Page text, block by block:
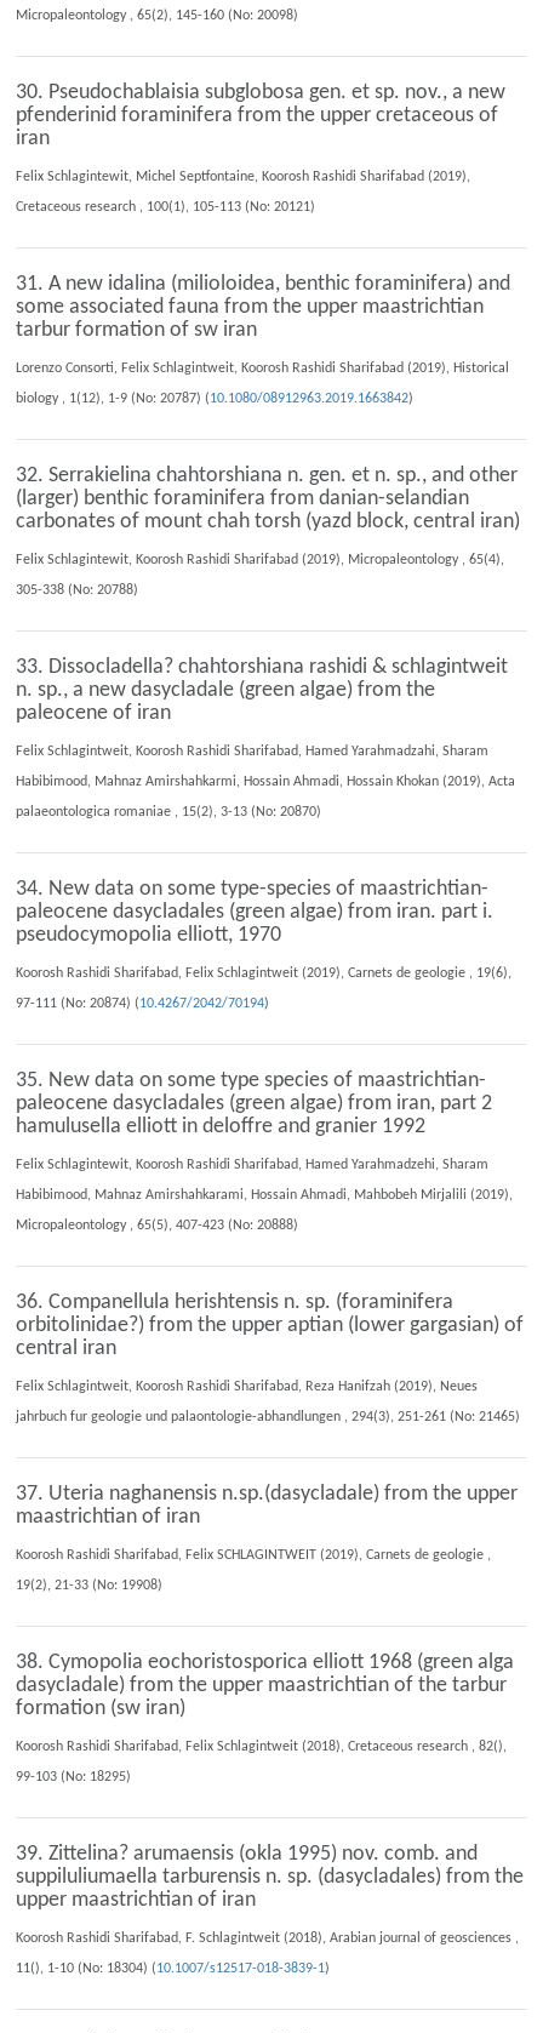
Micropaleontology , 65(2), 145-160 (No: 20098)
30. Pseudochablaisia subglobosa gen. et sp. nov., a new
pfenderinid foraminifera from the upper cretaceous of
iran
Felix Schlagintewit, Michel Septfontaine, Koorosh Rashidi Sharifabad (2019),
Cretaceous research , 100(1), 105-113 (No: 20121)
31. A new idalina (milioloidea, benthic foraminifera) and
some associated fauna from the upper maastrichtian
tarbur formation of sw iran
Lorenzo Consorti, Felix Schlagintweit, Koorosh Rashidi Sharifabad (2019), Historical
biology , 1(12), 1-9 (No: 20787) (10.1080/08912963.2019.1663842)
32. Serrakielina chahtorshiana n. gen. et n. sp., and other
(larger) benthic foraminifera from danian-selandian
carbonates of mount chah torsh (yazd block, central iran)
Felix Schlagintewit, Koorosh Rashidi Sharifabad (2019), Micropaleontology , 65(4),
305-338 (No: 20788)
33. Dissocladella? chahtorshiana rashidi & schlagintweit
n. sp., a new dasycladale (green algae) from the
paleocene of iran
Felix Schlagintweit, Koorosh Rashidi Sharifabad, Hamed Yarahmadzahi, Sharam
Habibimood, Mahnaz Amirshahkarmi, Hossain Ahmadi, Hossain Khokan (2019), Acta
palaeontologica romaniae , 15(2), 3-13 (No: 20870)
34. New data on some type-species of maastrichtian-
paleocene dasycladales (green algae) from iran. part i.
pseudocymopolia elliott, 1970
Koorosh Rashidi Sharifabad, Felix Schlagintweit (2019), Carnets de geologie , 19(6),
97-111 (No: 20874) (10.4267/2042/70194)
35. New data on some type species of maastrichtian-
paleocene dasycladales (green algae) from iran, part 2
hamulusella elliott in deloffre and granier 1992
Felix Schlagintewit, Koorosh Rashidi Sharifabad, Hamed Yarahmadzehi, Sharam
Habibimood, Mahnaz Amirshahkarami, Hossain Ahmadi, Mahbobeh Mirjalili (2019),
Micropaleontology , 65(5), 407-423 (No: 20888)
36. Companellula herishtensis n. sp. (foraminifera
orbitolinidae?) from the upper aptian (lower gargasian) of
central iran
Felix Schlagintweit, Koorosh Rashidi Sharifabad, Reza Hanifzah (2019), Neues
jahrbuch fur geologie und palaontologie-abhandlungen , 294(3), 251-261 (No: 21465)
37. Uteria naghanensis n.sp.(dasycladale) from the upper
maastrichtian of iran
Koorosh Rashidi Sharifabad, Felix SCHLAGINTWEIT (2019), Carnets de geologie ,
19(2), 21-33 (No: 19908)
38. Cymopolia eochoristosporica elliott 1968 (green alga
dasycladale) from the upper maastrichtian of the tarbur
formation (sw iran)
Koorosh Rashidi Sharifabad, Felix Schlagintweit (2018), Cretaceous research , 82(),
99-103 (No: 18295)
39. Zittelina? arumaensis (okla 1995) nov. comb. and
suppiluliumaella tarburensis n. sp. (dasycladales) from the
upper maastrichtian of iran
Koorosh Rashidi Sharifabad, F. Schlagintweit (2018), Arabian journal of geosciences ,
11(), 1-10 (No: 18304) (10.1007/s12517-018-3839-1)